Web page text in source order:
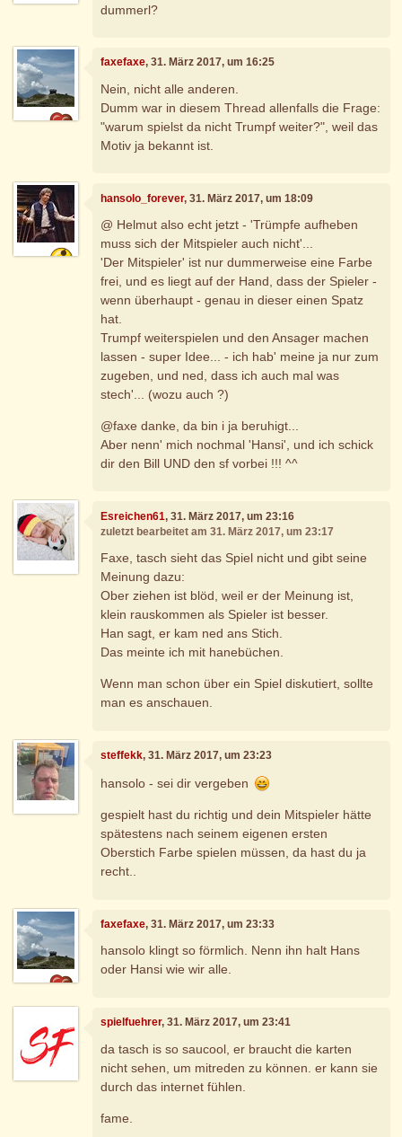
dummerl?
faxefaxe, 31. März 2017, um 16:25
Nein, nicht alle anderen.
Dumm war in diesem Thread allenfalls die Frage:
"warum spielst da nicht Trumpf weiter?", weil das
Motiv ja bekannt ist.
hansolo_forever, 31. März 2017, um 18:09
@ Helmut also echt jetzt - 'Trümpfe aufheben
muss sich der Mitspieler auch nicht'...
'Der Mitspieler' ist nur dummerweise eine Farbe
frei, und es liegt auf der Hand, dass der Spieler -
wenn überhaupt - genau in dieser einen Spatz
hat.
Trumpf weiterspielen und den Ansager machen
lassen - super Idee... - ich hab' meine ja nur zum
zugeben, und ned, dass ich auch mal was
stech'... (wozu auch ?)
@faxe danke, da bin i ja beruhigt...
Aber nenn' mich nochmal 'Hansi', und ich schick
dir den Bill UND den sf vorbei !!! ^^
Esreichen61, 31. März 2017, um 23:16
zuletzt bearbeitet am 31. März 2017, um 23:17
Faxe, tasch sieht das Spiel nicht und gibt seine
Meinung dazu:
Ober ziehen ist blöd, weil er der Meinung ist,
klein rauskommen als Spieler ist besser.
Han sagt, er kam ned ans Stich.
Das meinte ich mit hanebüchen.
Wenn man schon über ein Spiel diskutiert, sollte
man es anschauen.
steffekk, 31. März 2017, um 23:23
hansolo - sei dir vergeben
gespielt hast du richtig und dein Mitspieler hätte
spätestens nach seinem eigenen ersten
Oberstich Farbe spielen müssen, da hast du ja
recht..
faxefaxe, 31. März 2017, um 23:33
hansolo klingt so förmlich. Nenn ihn halt Hans
oder Hansi wie wir alle.
spielfuehrer, 31. März 2017, um 23:41
da tasch is so saucool, er braucht die karten
nicht sehen, um mitreden zu können. er kann sie
durch das internet fühlen.
fame.